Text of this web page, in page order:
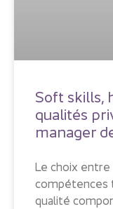
Soft skills,
qualités
manager
Le choix entre
compétences
qualité